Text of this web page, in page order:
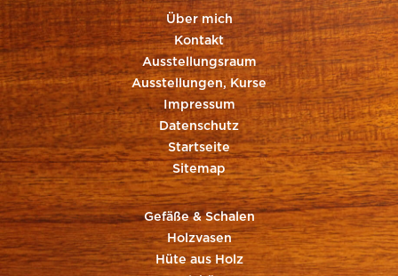
Über mich
Kontakt
Ausstellungsraum
Ausstellungen, Kurse
Impressum
Datenschutz
Startseite
Sitemap
Gefäße & Schalen
Holzvasen
Hüte aus Holz